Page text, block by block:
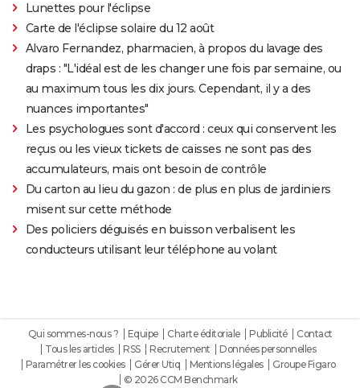
Lunettes pour l'éclipse
Carte de l'éclipse solaire du 12 août
Alvaro Fernandez, pharmacien, à propos du lavage des
draps : "L'idéal est de les changer une fois par semaine, ou
au maximum tous les dix jours. Cependant, il y a des
nuances importantes"
Les psychologues sont d'accord : ceux qui conservent les
reçus ou les vieux tickets de caisses ne sont pas des
accumulateurs, mais ont besoin de contrôle
Du carton au lieu du gazon : de plus en plus de jardiniers
misent sur cette méthode
Des policiers déguisés en buisson verbalisent les
conducteurs utilisant leur téléphone au volant
Qui sommes-nous ? Equipe Charte éditoriale Publicité
Contact
Tous les articles
RSS Recrutement
Données personnelles
Paramétrer les cookies
Gérer Utiq Mentions légales
Groupe Figaro
© 2026 CCM Benchmark